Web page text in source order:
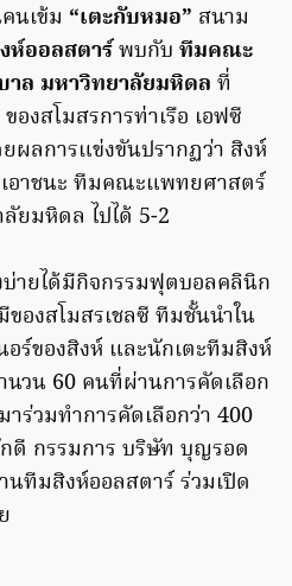
นเข้ม “เตะกับหมอ” สนาม
ออลสตาร์พบกับ ทีมคณะ
าล มหาวิทยาลัยมหิดล ที่
งสโมสรการท่าเรือ เอฟซี
ผลการแข่งขันปรากฏว่า สิงห์
อาชนะ ทีมคณะแพทยศาสตร์
ยมหิดล ไปได้ 5-2
บ่ายได้มีกิจกรรมฟุตบอลคลินิก
องสโมสรเชลซี ทีมชั้นนำใน
ร์ของสิงห์ และนักเตะทีมสิงห์
นวน 60 คนที่ผ่านการคัดเลือก
าร่วมทำการคัดเลือกว่า 400
กรรมการ บริษัท บุญรอด
นทีมสิงห์ออลสตาร์ ร่วมเปิด